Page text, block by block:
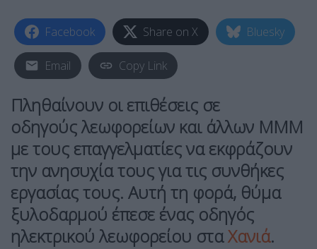
Facebook Share on X Bluesky
Email Copy Link
Πληθαίνουν οι επιθέσεις σε
οδηγούς λεωφορείων και άλλων ΜΜΜ
με τους επαγγελματίες να εκφράζουν
την ανησυχία τους για τις συνθήκες
εργασίας τους. Αυτή τη φορά, θύμα
ξυλοδαρμού έπεσε ένας οδηγός
ηλεκτρικού λεωφορείου σταΧανιά.